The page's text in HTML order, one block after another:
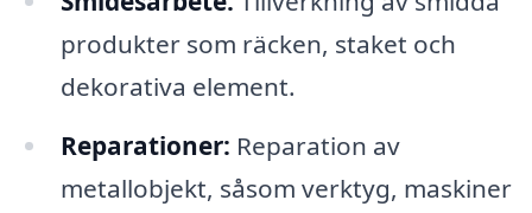
produkter som räcken, staket och
dekorativa element.
Reparationer: Reparation av
metallobjekt, såsom verktyg, maskiner